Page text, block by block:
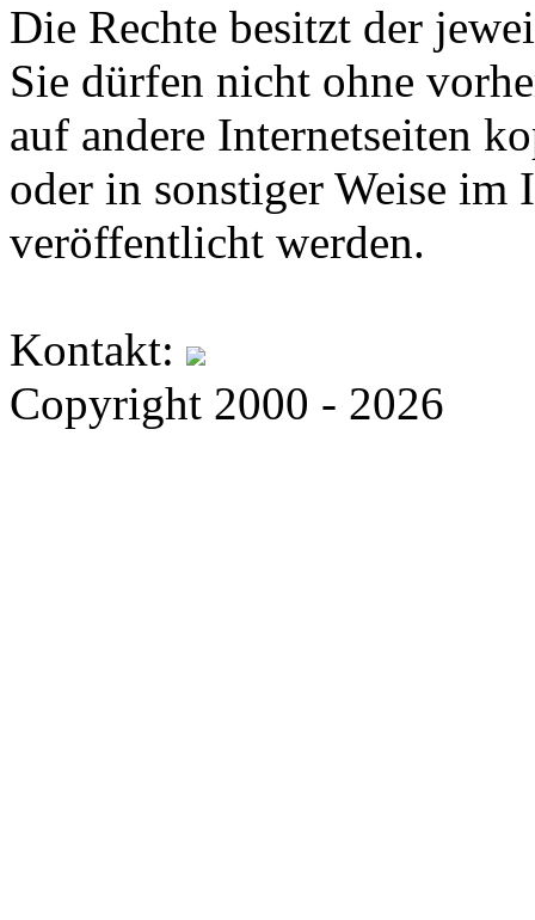
Die Rechte besitzt der
Sie dürfen nicht ohne
auf andere Internetseiten
oder in sonstiger Weise im
veröffentlicht werden.
Kontakt:
Copyright 2000 - 2026